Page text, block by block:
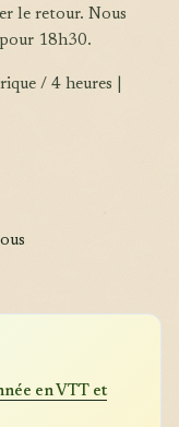
le retour. Nous
18h30.
en VTT et